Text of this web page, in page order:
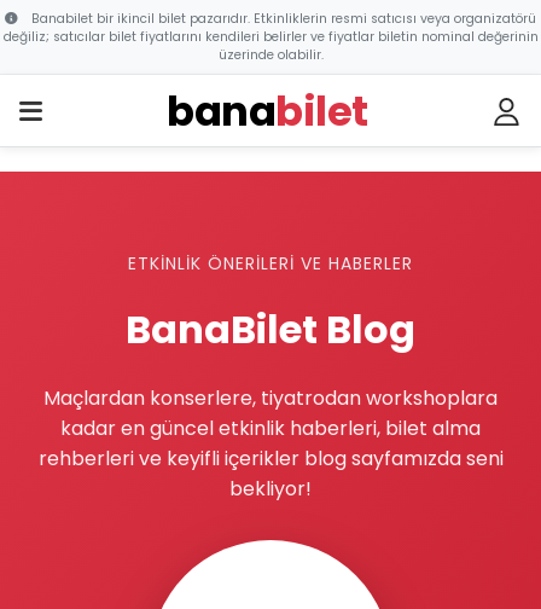
Banabilet bir ikincil bilet pazarıdır. Etkinliklerin resmi satıcısı veya organizatörü
değiliz; satıcılar bilet fiyatlarını kendileri belirler ve fiyatlar biletin nominal değerinin
üzerinde olabilir.
banabilet
ETKİNLİK ÖNERİLERİ VE HABERLER
BanaBilet Blog
Maçlardan konserlere, tiyatrodan workshoplara
kadar en güncel etkinlik haberleri, bilet alma
rehberleri ve keyifli içerikler blog sayfamızda seni
bekliyor!